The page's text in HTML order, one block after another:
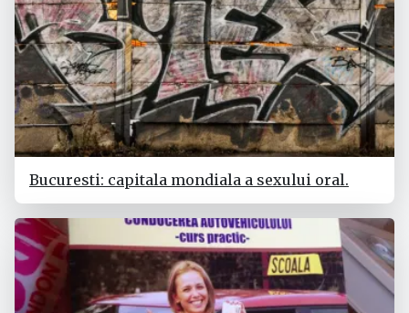
Bucuresti: capitala mondiala a sexului oral.